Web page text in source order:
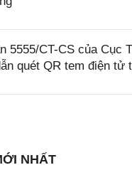
5555/CT-CS của Cục
quét QR tem điện tử
NHẤT